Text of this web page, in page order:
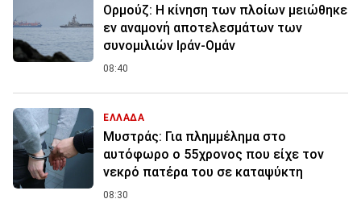
Ορμούζ: Η κίνηση των πλοίων μειώθηκε
εν αναμονή αποτελεσμάτων των
συνομιλιών Ιράν-Ομάν
08:40
ΕΛΛΑΔΑ
Μυστράς: Για πλημμέλημα στο
αυτόφωρο ο 55χρονος που είχε τον
νεκρό πατέρα του σε καταψύκτη
08:30